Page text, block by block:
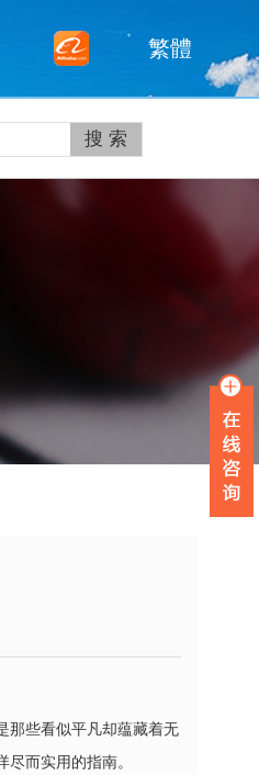
繁體
那些看似平凡却蕴藏着无
而实用的指南。